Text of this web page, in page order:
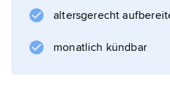
altersgerecht
monatlich kündbar